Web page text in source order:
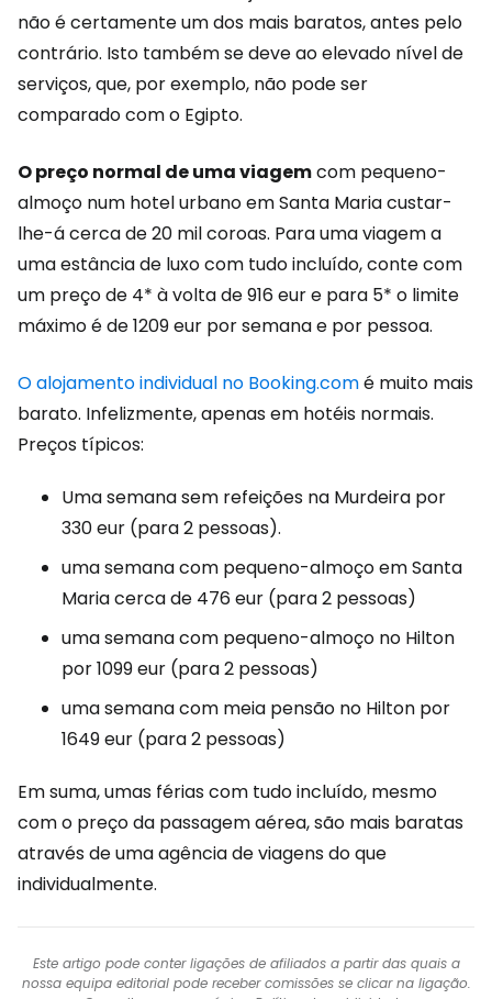
não é certamente um dos mais baratos, antes pelo
contrário. Isto também se deve ao elevado nível de
serviços, que, por exemplo, não pode ser
comparado com o Egipto.
O preço normal de uma viagemcom pequeno-
almoço num hotel urbano em Santa Maria custar-
lhe-á cerca de 20 mil coroas. Para uma viagem a
uma estância de luxo com tudo incluído, conte com
um preço de 4* à volta de 916 eur e para 5* o limite
máximo é de 1209 eur por semana e por pessoa.
O alojamento individual no Booking.comé muito mais
barato. Infelizmente, apenas em hotéis normais.
Preços típicos:
Uma semana sem refeições na Murdeira por
330 eur (para 2 pessoas).
uma semana com pequeno-almoço em Santa
Maria cerca de 476 eur (para 2 pessoas)
uma semana com pequeno-almoço no Hilton
por 1099 eur (para 2 pessoas)
uma semana com meia pensão no Hilton por
1649 eur (para 2 pessoas)
Em suma, umas férias com tudo incluído, mesmo
com o preço da passagem aérea, são mais baratas
através de uma agência de viagens do que
individualmente.
Este artigo pode conter ligações de afiliados a partir das quais a
nossa equipa editorial pode receber comissões se clicar na ligação.